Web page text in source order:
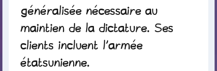
généralisée nécessaire au
maintien de la dictature. Ses
clients incluent l’armée
étatsunienne.